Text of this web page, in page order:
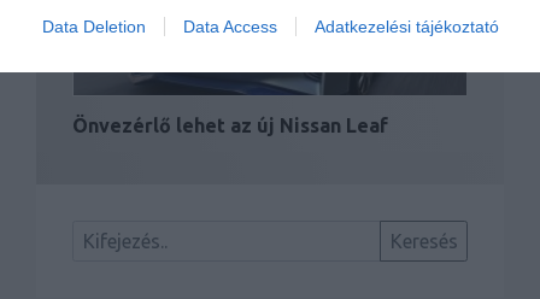
Data Deletion Data Access Adatkezelési tájékoztató
Önvezérlő lehet az új Nissan Leaf